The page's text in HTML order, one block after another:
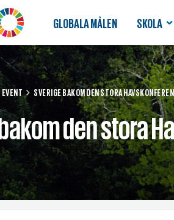
GLOBALA MÅLEN SKOLA
EVENT SVERIGE BAKOM DEN STORA
den stora